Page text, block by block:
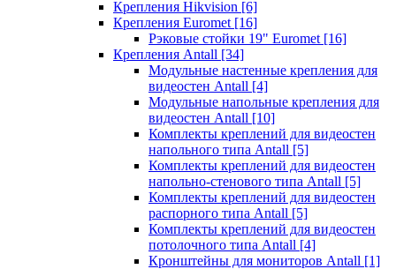
Крепления Hikvision [6]
Крепления Euromet [16]
Рэковые стойки 19" Euromet [16]
Крепления Antall [34]
Модульные настенные крепления для
видеостен Antall [4]
Модульные напольные крепления для
видеостен Antall [10]
Комплекты креплений для видеостен
напольного типа Antall [5]
Комплекты креплений для видеостен
напольно-стенового типа Antall [5]
Комплекты креплений для видеостен
распорного типа Antall [5]
Комплекты креплений для видеостен
потолочного типа Antall [4]
Кронштейны для мониторов Antall [1]